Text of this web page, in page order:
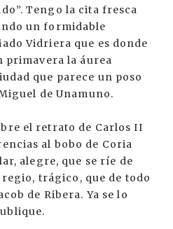
Tengo la cita fresca
un formidable
Vidriera que es donde
primavera la áurea
que parece un poso
de Unamuno.
el retrato de Carlos II
al bobo de Coria
alegre, que se ríe de
trágico, que de todo
de Ribera. Ya se lo